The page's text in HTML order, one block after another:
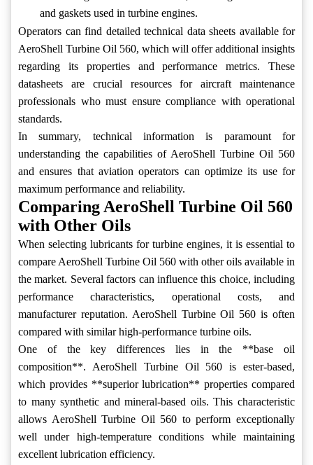
and gaskets used in turbine engines.
Operators can find detailed technical data sheets available for
AeroShell Turbine Oil 560, which will offer additional insights
regarding its properties and performance metrics. These
datasheets are crucial resources for aircraft maintenance
professionals who must ensure compliance with operational
standards.
In summary, technical information is paramount for
understanding the capabilities of AeroShell Turbine Oil 560
and ensures that aviation operators can optimize its use for
maximum performance and reliability.
Comparing AeroShell Turbine Oil 560
with Other Oils
When selecting lubricants for turbine engines, it is essential to
compare AeroShell Turbine Oil 560 with other oils available in
the market. Several factors can influence this choice, including
performance characteristics, operational costs, and
manufacturer reputation. AeroShell Turbine Oil 560 is often
compared with similar high-performance turbine oils.
One of the key differences lies in the **base oil
composition**. AeroShell Turbine Oil 560 is ester-based,
which provides **superior lubrication** properties compared
to many synthetic and mineral-based oils. This characteristic
allows AeroShell Turbine Oil 560 to perform exceptionally
well under high-temperature conditions while maintaining
excellent lubrication efficiency.